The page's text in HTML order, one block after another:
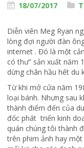
18/07/2017
Diễn viên Meg Ryan
lòng đợi người đàn
internet . Đó là một
có thư” sản xuất năm
dừng chân hầu hết du
Từ khi mở cửa năm
loại bánh. Nhưng sau
thành điểm đến của
đốc phát triển kinh
quán chúng tôi thành
trên phim ảnh hay